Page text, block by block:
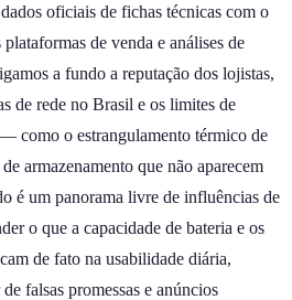
oficiais de fichas técnicas com o
de venda e análises de
a fundo a reputação dos lojistas,
de rede no Brasil e os limites de
como o estrangulamento térmico de
armazenamento que não aparecem
é um panorama livre de influências de
o que a capacidade de bateria e os
de fato na usabilidade diária,
falsas promessas e anúncios